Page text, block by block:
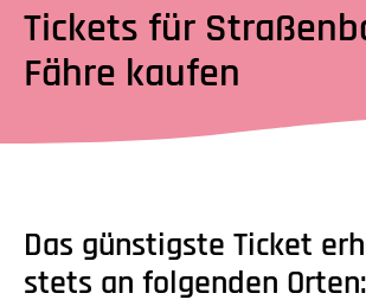
Tickets für
Fähre kaufen
Das günstigste Ticket
stets an folgenden Orten: